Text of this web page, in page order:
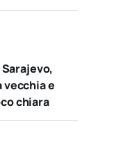
vecchia e
chiara